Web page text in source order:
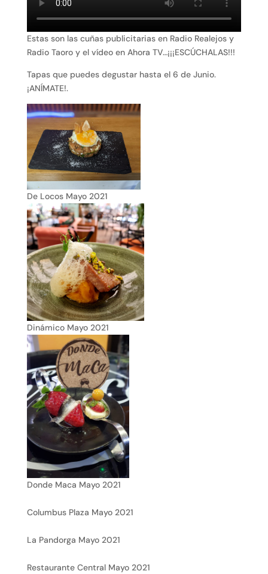
Estas son las cuñas publicitarias en Radio Realejos y
Radio Taoro y el vídeo en Ahora TV…¡¡¡ESCÚCHALAS!!!
Tapas que puedes degustar hasta el 6 de Junio.
¡ANÍMATE!.
De Locos Mayo 2021
Dinámico Mayo 2021
Donde Maca Mayo 2021
Columbus Plaza Mayo 2021
La Pandorga Mayo 2021
Restaurante Central Mayo 2021